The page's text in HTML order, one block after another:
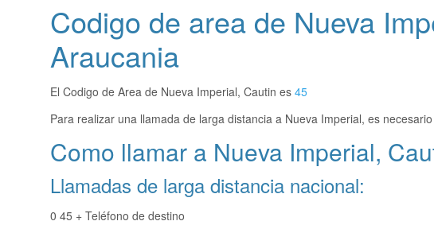
Codigo de area de Nueva
Araucania
El Codigo de Area de Nueva Imperial, Cautin es 45
Para realizar una llamada de larga distancia a Nueva Imperial, es
Como llamar a Nueva Imperial,
Llamadas de larga distancia nacional:
0 45 + Teléfono de destino